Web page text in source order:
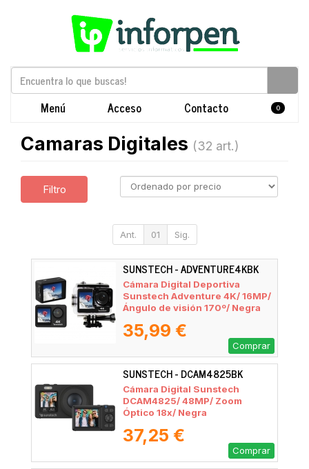
Menú Acceso Contacto 0
Camaras Digitales (32 art.)
Filtro
Ant. 01 Sig.
SUNSTECH - ADVENTURE4KBK
Cámara Digital Deportiva
Sunstech Adventure 4K/ 16MP/
Ángulo de visión 170º/ Negra
35,99 €
Comprar
SUNSTECH - DCAM4825BK
Cámara Digital Sunstech
DCAM4825/ 48MP/ Zoom
Óptico 18x/ Negra
37,25 €
Comprar